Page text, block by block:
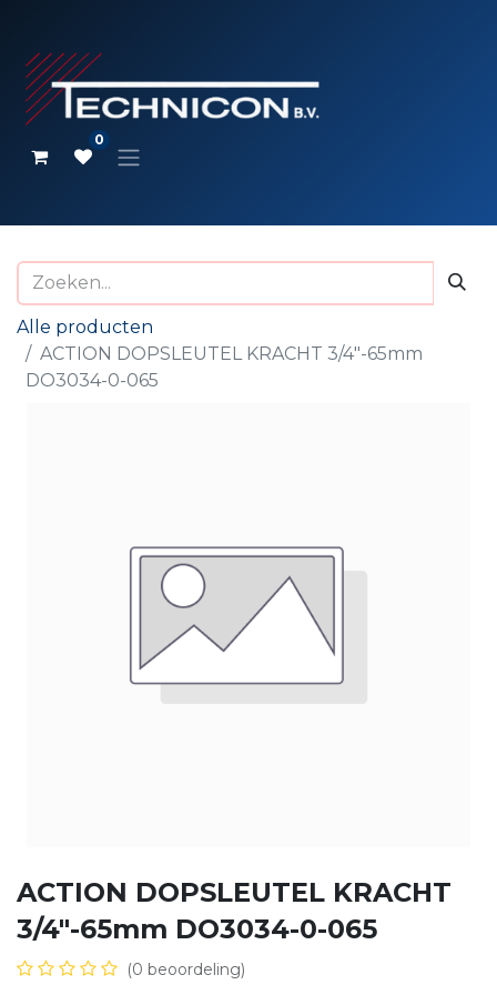
0
Alle producten
ACTION DOPSLEUTEL KRACHT 3/4"-65mm
DO3034-0-065
ACTION DOPSLEUTEL KRACHT
3/4"-65mm DO3034-0-065
(0 beoordeling)